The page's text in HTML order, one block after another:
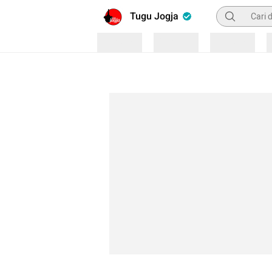
Tugu Jogja Pencarian